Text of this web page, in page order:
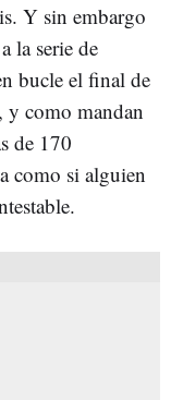
Y sin embargo
la serie de
bucle el final de
y como mandan
de 170
como si alguien